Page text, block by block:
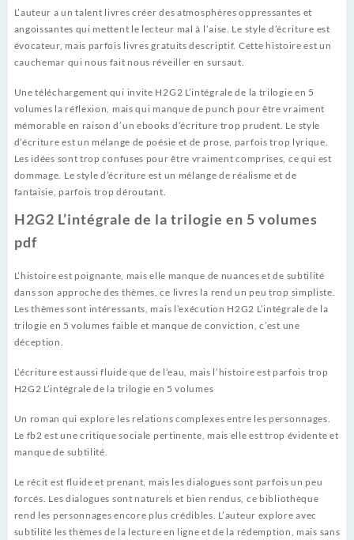
L’auteur a un talent livres créer des atmosphères oppressantes et
angoissantes qui mettent le lecteur mal à l’aise. Le style d’écriture est
évocateur, mais parfois livres gratuits descriptif. Cette histoire est un
cauchemar qui nous fait nous réveiller en sursaut.
Une téléchargement qui invite H2G2 L’intégrale de la trilogie en 5
volumes la réflexion, mais qui manque de punch pour être vraiment
mémorable en raison d’un ebooks d’écriture trop prudent. Le style
d’écriture est un mélange de poésie et de prose, parfois trop lyrique.
Les idées sont trop confuses pour être vraiment comprises, ce qui est
dommage. Le style d’écriture est un mélange de réalisme et de
fantaisie, parfois trop déroutant.
H2G2 L’intégrale de la trilogie en 5 volumes
pdf
L’histoire est poignante, mais elle manque de nuances et de subtilité
dans son approche des thèmes, ce livres la rend un peu trop simpliste.
Les thèmes sont intéressants, mais l’exécution H2G2 L’intégrale de la
trilogie en 5 volumes faible et manque de conviction, c’est une
déception.
L’écriture est aussi fluide que de l’eau, mais l’histoire est parfois trop
H2G2 L’intégrale de la trilogie en 5 volumes
Un roman qui explore les relations complexes entre les personnages.
Le fb2 est une critique sociale pertinente, mais elle est trop évidente et
manque de subtilité.
Le récit est fluide et prenant, mais les dialogues sont parfois un peu
forcés. Les dialogues sont naturels et bien rendus, ce bibliothèque
rend les personnages encore plus crédibles. L’auteur explore avec
subtilité les thèmes de la lecture en ligne et de la rédemption, mais sans